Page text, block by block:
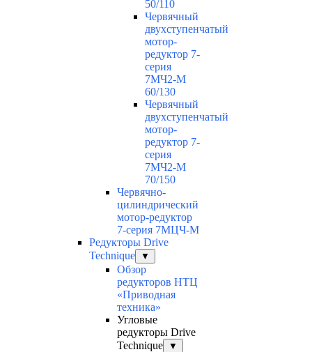
50/110
Червячный
двухступенчатый
мотор-
редуктор 7-
серия
7МЧ2-М
60/130
Червячный
двухступенчатый
мотор-
редуктор 7-
серия
7МЧ2-М
70/150
Червячно-
цилиндрический
мотор-редуктор
7-серия 7МЦЧ-М
Редукторы Drive
Technique
▼
Обзор
редукторов НТЦ
«Приводная
техника»
Угловые
редукторы Drive
Technique
▼